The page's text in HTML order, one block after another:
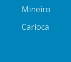
Mineiro
Carioca